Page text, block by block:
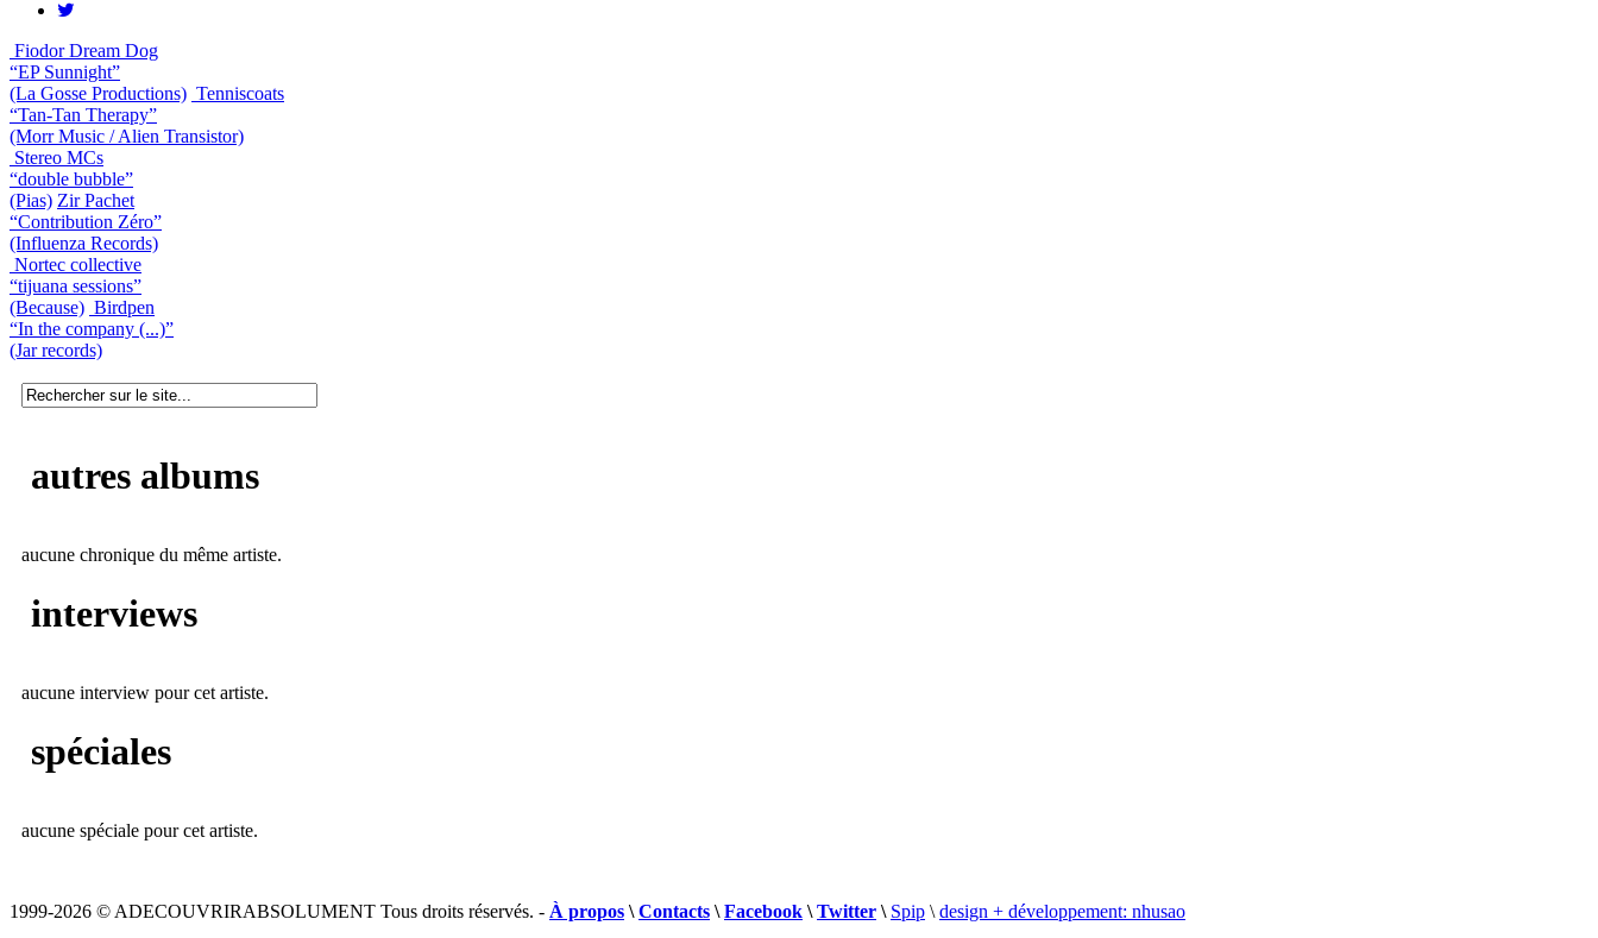
Fiodor Dream Dog
“EP Sunnight”
(La Gosse Productions) Tenniscoats
“Tan-Tan Therapy”
(Morr Music / Alien Transistor)
Stereo MCs
“double bubble”
(Pias) Zir Pachet
“Contribution Zéro”
(Influenza Records)
Nortec collective
“tijuana sessions”
(Because) Birdpen
“In the company (...)”
(Jar records)
autres albums
aucune chronique du même artiste.
interviews
aucune interview pour cet artiste.
spéciales
aucune spéciale pour cet artiste.
1999-2026 © ADECOUVRIRABSOLUMENT Tous droits réservés. - À propos \Contacts \Facebook \Twitter \ Spip \ design + développement: nhusao